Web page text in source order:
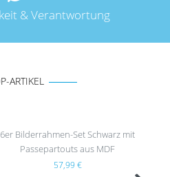
& Verantwortung
ARTIKEL
6er Bilderrahmen-Set Schwarz mit
Passepartouts aus MDF
57,99 €